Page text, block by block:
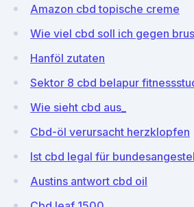
Amazon cbd topische creme
Wie viel cbd soll ich gegen
Hanföl zutaten
Sektor 8 cbd belapur
Wie sieht cbd aus_
Cbd-öl verursacht herzklopfen
Ist cbd legal für
Austins antwort cbd oil